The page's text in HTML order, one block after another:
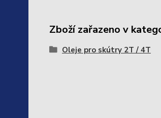
Zboží zařazeno v
Oleje pro skútry 2T / 4T